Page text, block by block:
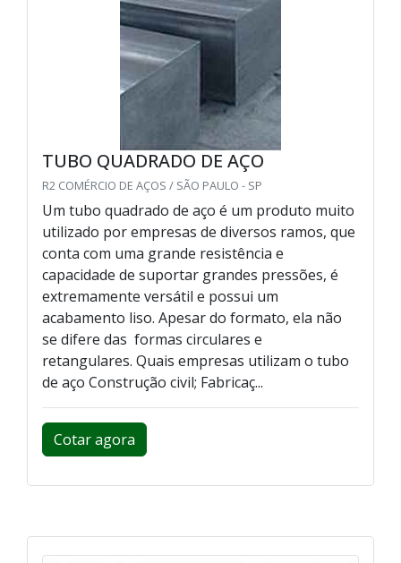
TUBO QUADRADO DE AÇO
R2 COMÉRCIO DE AÇOS / SÃO PAULO - SP
Um tubo quadrado de aço é um produto muito
utilizado por empresas de diversos ramos, que
conta com uma grande resistência e
capacidade de suportar grandes pressões, é
extremamente versátil e possui um
acabamento liso. Apesar do formato, ela não
se difere das formas circulares e
retangulares. Quais empresas utilizam o tubo
de aço Construção civil; Fabricaç...
Cotar agora